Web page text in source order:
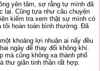
yên tâm, sợ rằng tự mình đã
lại. Cũng tựa như câu chuyện
kiểm tra xem thật sự mình có
tôi hoàn toàn bình thường. Đã
khoảng lợi nhuận ai nấy đều
ngày để thay đổi không khí.
mà cũng không xa thành phố
thư giãn tinh thần rất hợp.